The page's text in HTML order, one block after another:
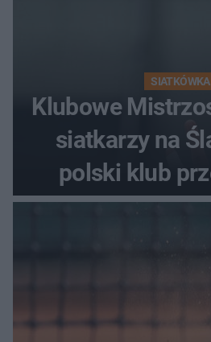
SIATKÓWKA
Klubowe
siatkarzy na
polski klub